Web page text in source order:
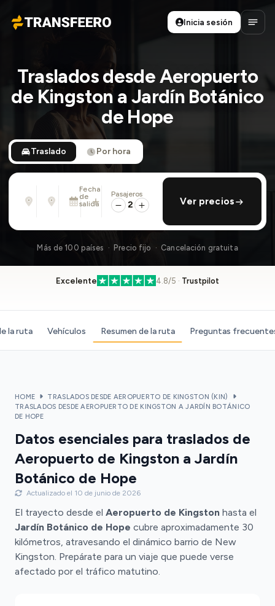
Transfeero
Inicia sesión
Abrir
Traslados desde Aeropuerto
de Kingston a Jardín Botánico
de Hope
Traslado Por hora
Desde
Dirección, aeropuerto, hotel, ...
Hasta
Dirección, aeropuerto, hotel, ...
Fecha
de
salida
Dom., 9 Ago. · 13:45
añadir regreso
Pasajeros
2 Ver precios
Más de 100 países · Precio fijo · Cancelación gratuita
Excelente 4.8/5 · Trustpilot
la ruta Vehículos Resumen de la ruta Preguntas
HOME
TRASLADOS DESDE AEROPUERTO DE KINGSTON (KIN)
TRASLADOS DESDE AEROPUERTO DE KINGSTON A JARDÍN BOTÁNICO
DE HOPE
Datos esenciales para traslados de
Aeropuerto de Kingston a Jardín
Botánico de Hope
Actualizado el 10 de junio de 2026
El trayecto desde el Aeropuerto de Kingston hasta el
Jardín Botánico de Hope cubre aproximadamente 30
kilómetros, atravesando el dinámico barrio de New
Kingston. Prepárate para un viaje que puede verse
afectado por el tráfico matutino.